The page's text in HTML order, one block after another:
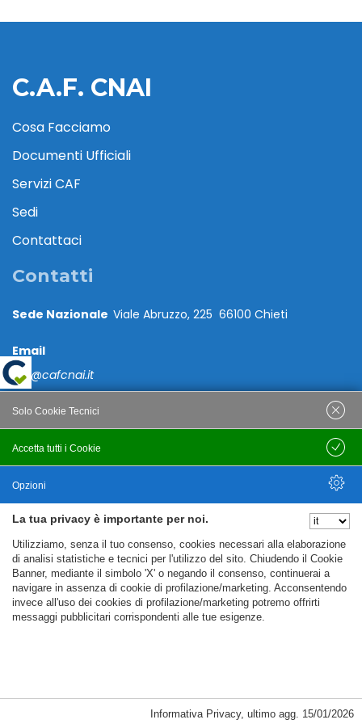
C.A.F. CNAI
Cosa Facciamo
Documenti Ufficiali
Servizi CAF
Sedi
Contattaci
Contatti
Sede Nazionale Viale Abruzzo, 225 66100 Chieti
Email
caf@cafcnai.it
Posta Certificata
PRIVACY
Note Legali
Policy
Cookie Policy
La tua privacy è importante per noi.
Utilizziamo, senza il tuo consenso, cookies necessari alla elaborazione
di analisi statistiche e tecnici per l'utilizzo del sito. Chiudendo il Cookie
Banner, mediante il simbolo 'X' o negando il consenso, continuerai a
navigare in assenza di cookie di profilazione/marketing. Acconsentendo
invece all'uso dei cookies di profilazione/marketing potremo offrirti
messaggi pubblicitari corrispondenti alle tue esigenze.
Accetta tutti i Cookie
Solo Cookie Tecnici
Salva
Opzioni
Nascondi Opzioni
Informativa Privacy, ultimo agg. 15/01/2026